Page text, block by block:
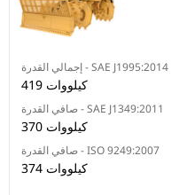
إجمالي القدرة - SAE J1995:2014
419 كيلووات
صافي القدرة - SAE J1349:2011
370 كيلووات
صافي القدرة - ISO 9249:2007
374 كيلووات